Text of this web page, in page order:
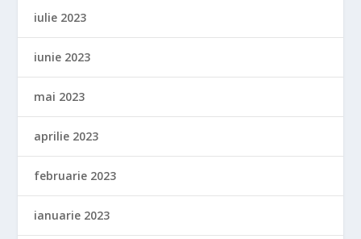
iulie 2023
iunie 2023
mai 2023
aprilie 2023
februarie 2023
ianuarie 2023